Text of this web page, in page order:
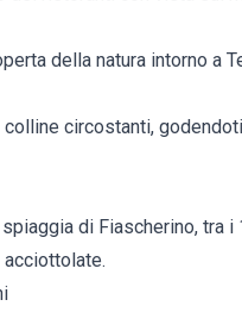
della natura intorno a
circostanti,
di Fiascherino, tra